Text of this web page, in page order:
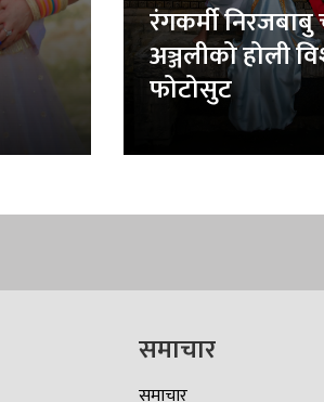
रंगकर्मी निरजबाबु
अञ्जलीको होली
फोटोसुट
समाचार
समाचार